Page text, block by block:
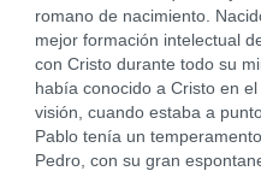
romano de nacimiento.
mejor formación intelectual
con Cristo durante todo su
había conocido a Cristo en
visión, cuando estaba a
Pablo tenía un
Pedro, con su gran